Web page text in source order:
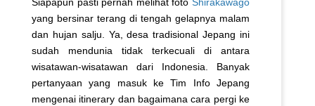
yang bersinar terang di tengah gelapnya malam
dan hujan salju. Ya, desa tradisional Jepang ini
sudah mendunia tidak terkecuali di antara
wisatawan-wisatawan dari Indonesia. Banyak
pertanyaan yang masuk ke Tim Info Jepang
mengenai itinerary dan bagaimana cara pergi ke